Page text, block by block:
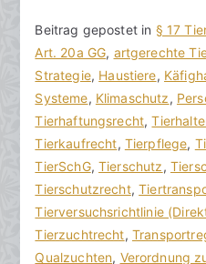
V
o
n
h
o
r
a
k
R
e
c
B
e
i
t
r
a
g
v
e
r
ö
Beitrag gepostet in § 17
Art. 20a GG, artgerechte
Strategie, Haustiere,
Systeme, Klimaschutz,
Tierhaftungsrecht,
Tierkaufrecht, Tierpflege,
TierSchG,Tierschutz,
Tierschutzrecht,
Tierversuchsrichtlinie
Tierzuchtrecht,
Qualzuchten, Verordnung
K
e
i
n
e
K
o
m
m
e
n